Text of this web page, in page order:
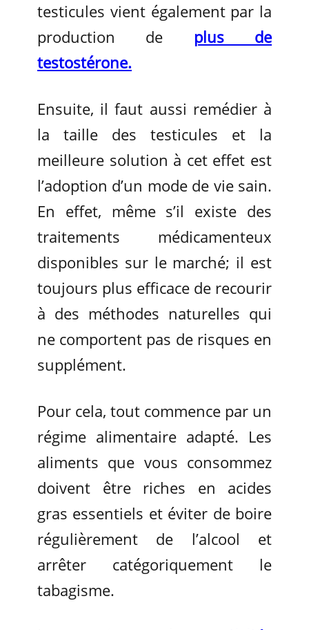
testicules vient également par la
production de plus de
testostérone.
Ensuite, il faut aussi remédier à
la taille des testicules et la
meilleure solution à cet effet est
l’adoption d’un mode de vie sain.
En effet, même s’il existe des
traitements médicamenteux
disponibles sur le marché; il est
toujours plus efficace de recourir
à des méthodes naturelles qui
ne comportent pas de risques en
supplément.
Pour cela, tout commence par un
régime alimentaire adapté. Les
aliments que vous consommez
doivent être riches en acides
gras essentiels et éviter de boire
régulièrement de l’alcool et
arrêter catégoriquement le
tabagisme.